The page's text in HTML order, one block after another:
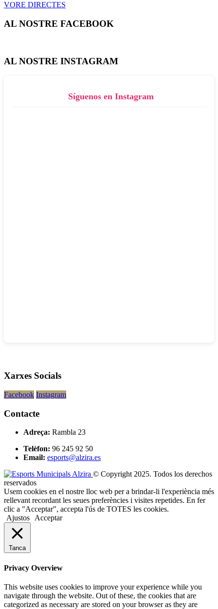
VORE DIRECTES
AL NOSTRE FACEBOOK
AL NOSTRE INSTAGRAM
Síguenos en Instagram
Xarxes Socials
Facebook Instagram
Contacte
Adreça: Rambla 23
Telèfon: 96 245 92 50
Email: esports@alzira.es
© Copyright 2025. Todos los derechos
reservados
Usem cookies en el nostre lloc web per a brindar-li l'experiència més
rellevant recordant les seues preferències i visites repetides. En fer
clic a "Acceptar", accepta l'ús de TOTES les cookies.
Ajustos
Acceptar
Tanca
Privacy Overview
This website uses cookies to improve your experience while you
navigate through the website. Out of these, the cookies that are
categorized as necessary are stored on your browser as they are